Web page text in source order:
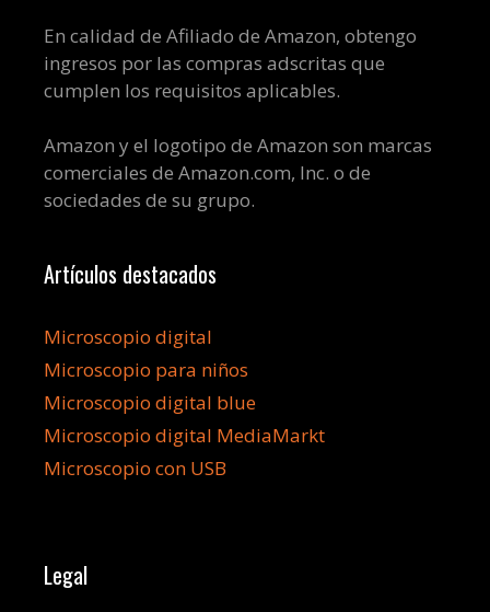
En calidad de Afiliado de Amazon, obtengo
ingresos por las compras adscritas que
cumplen los requisitos aplicables.
Amazon y el logotipo de Amazon son marcas
comerciales de Amazon.com, Inc. o de
sociedades de su grupo.
Artículos destacados
Microscopio digital
Microscopio para niños
Microscopio digital blue
Microscopio digital MediaMarkt
Microscopio con USB
Legal